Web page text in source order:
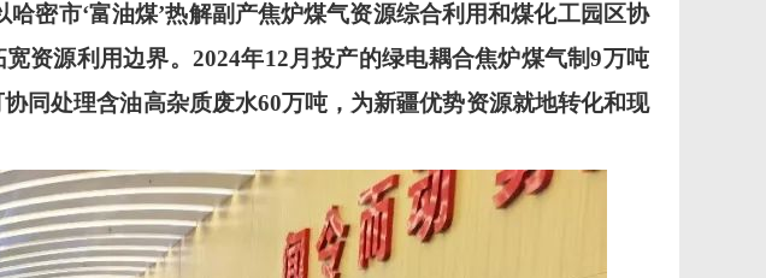
哈密市‘富油煤’热解副产焦炉煤气资源综合利用和煤化工园区协
资源利用边界。2024年12月投产的绿电耦合焦炉煤气制9万吨
同处理含油高杂质废水60万吨，为新疆优势资源就地转化和现